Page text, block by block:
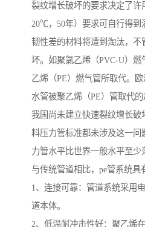
裂纹增长破坏的要求决定了许
20℃，50年）要求可自行得到
韧性差的材料将遭到淘汰，
坏。如聚氯乙烯（PVC-U）
乙烯（PE）燃气管所取代。
水管被聚乙烯（PE）管取代的
我国尚未建立快速裂纹增长破
料压力管标准都未涉及这一问
力管水平比世界一般水平至少
与传统管道相比，pe管系统具
1、连接可靠：管道系统采用
道本体。
2、低温耐冲击性好：聚乙烯